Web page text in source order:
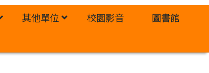
其他單位 校園影音
圖書館